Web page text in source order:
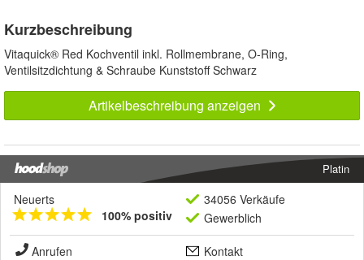
Kurzbeschreibung
Vitaquick® Red Kochventil inkl. Rollmembrane, O-Ring,
Ventilsitzdichtung & Schraube Kunststoff Schwarz
Artikelbeschreibung anzeigen
Platin
Neuerts
100% positiv
34056 Verkäufe
Gewerblich
Anrufen
Kontakt